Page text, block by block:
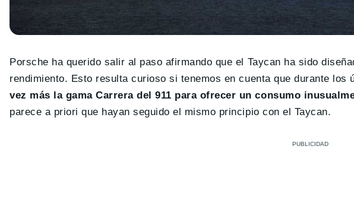
Porsche ha querido salir al paso afirmando que el Taycan ha sido
rendimiento. Esto resulta curioso si tenemos en cuenta que durante los
vez más la gama Carrera del 911 para ofrecer un consumo
parece a priori que hayan seguido el mismo principio con el Taycan.